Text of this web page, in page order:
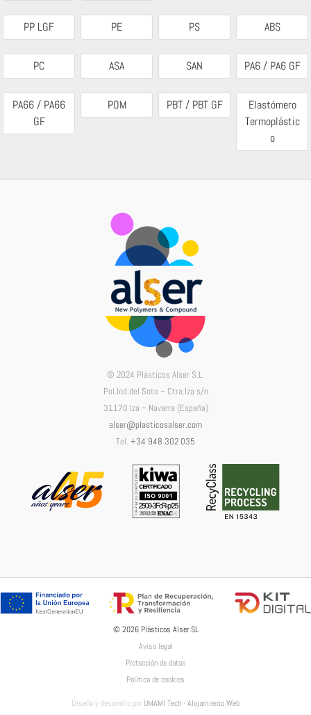
PP LGF PE PS ABS
PC ASA SAN PA6 / PA6 GF
PA66 / PA66
GF
POM PBT / PBT GF
Elastómero
Termoplástic
o
© 2024 Plásticos Alser S.L.
Pol.Ind.del Soto – Ctra.Iza s/n
31170 Iza – Navarra (España)
alser@plasticosalser.com
Tel. +34 948 302 035
© 2026 Plásticos Alser SL
Aviso legal
Protección de datos
Política de cookies
Diseño y desarrollo por UMAMI Tech - Alojamiento Web